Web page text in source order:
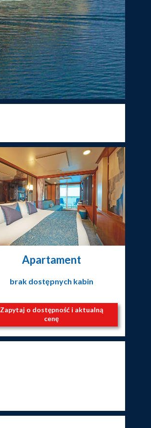
Apartament
brak dostępnych kabin
Zapytaj o dostępność i aktualną
cenę